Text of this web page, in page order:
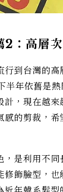
：高層
行到台灣的
年依舊是熱
計，現在越來
感的剪裁，希
，是利用不同
修飾臉型，也